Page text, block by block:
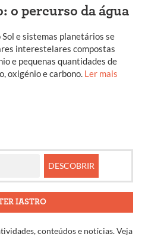
o percurso da água
e sistemas planetários se
interestelares compostas
e pequenas quantidades de
oxigénio e carbono. Ler mais
IASTRO
conteúdos e notícias. Veja